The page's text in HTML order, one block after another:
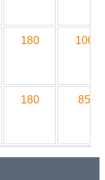
180 1000
180 850